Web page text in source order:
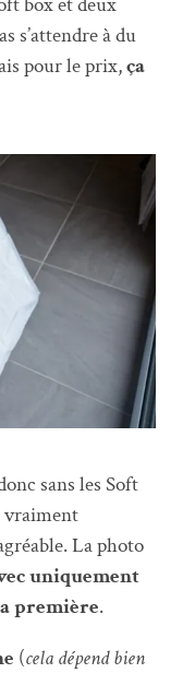
s’attendre à du
pour le prix,ça
sans les Soft
vraiment
La photo
uniquement
première.
(cela dépend bien